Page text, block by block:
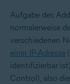
Aufgabe des
normalerweise
verschiedenen
einer IP-Adresse
identifizierbar
Control), also